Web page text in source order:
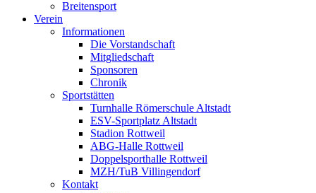
Breitensport
Verein
Informationen
Die Vorstandschaft
Mitgliedschaft
Sponsoren
Chronik
Sportstätten
Turnhalle Römerschule Altstadt
ESV-Sportplatz Altstadt
Stadion Rottweil
ABG-Halle Rottweil
Doppelsporthalle Rottweil
MZH/TuB Villingendorf
Kontakt